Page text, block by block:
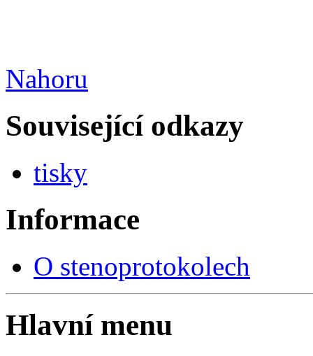
Nahoru
Související odkazy
tisky
Informace
O stenoprotokolech
Hlavní menu